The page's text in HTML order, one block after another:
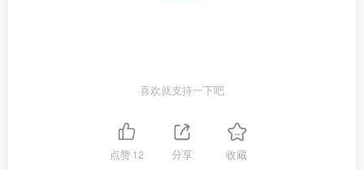
台。大力推进基础信息化、警务实战化、执法规范化、队权。伍正规
化建设，构建群防群治、联防联治的杜会治安防控网，加快推进2016
网上综合防控体系建设。实施社会治安重点部位、重点领域、重点地
喜欢就支持一下吧
点赞12 分享 收藏